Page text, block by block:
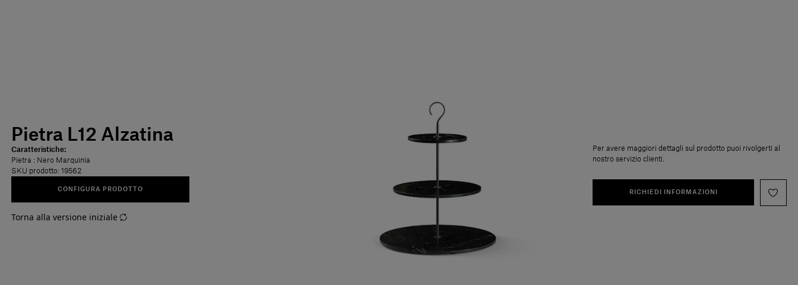
Pietra L12 Alzatina
CONFIGURA PRODOTTO
Caratteristiche:
Pietra : Nero Marquinia
SKU prodotto: 19562
Torna alla versione iniziale
Per avere maggiori dettagli sul prodotto puoi rivolgerti al
nostro servizio clienti.
RICHIEDI INFORMAZIONI